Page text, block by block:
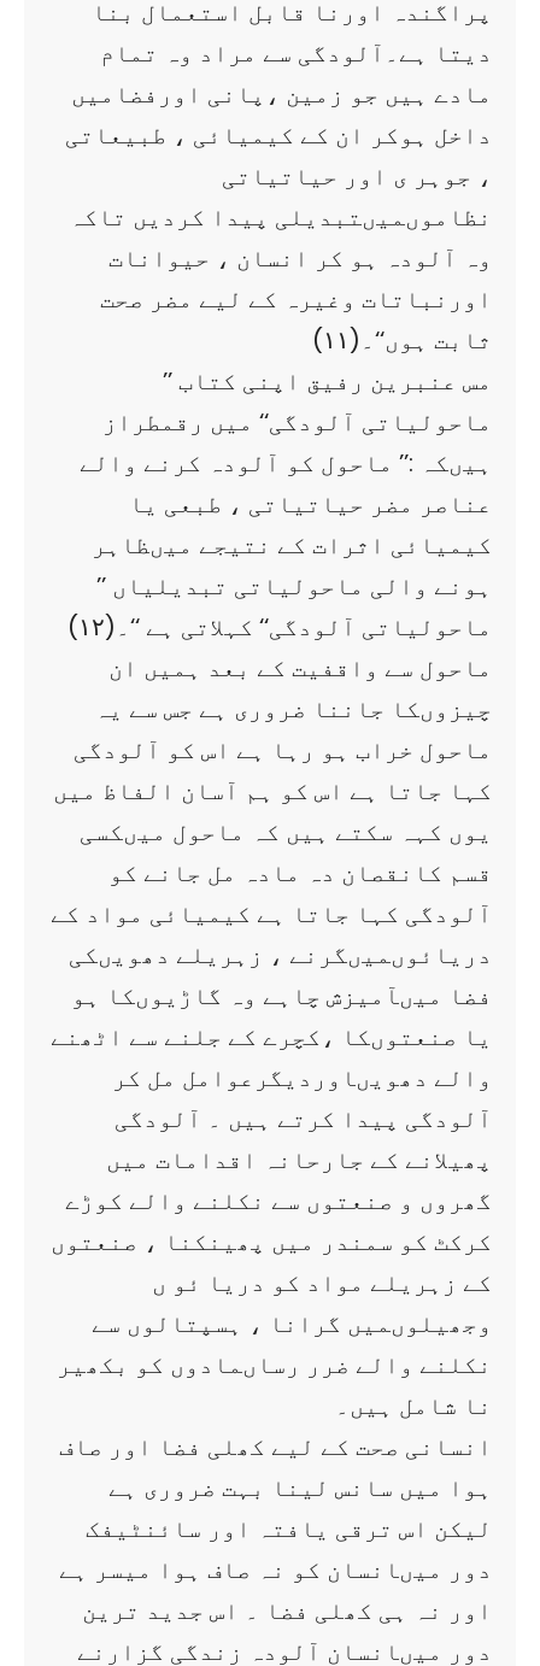
پراگندہ اورنا قابل استعمال بنا
دیتا ہے۔آلودگی سے مراد وہ تمام
مادے ہیں جو زمین ،پانی اورفضامیں
داخل ہوکر ان کے کیمیائی ، طبیعاتی
، جوہر ی اور حیاتیاتی
نظاموںمیںتبدیلی پیدا کردیں تاکہ
وہ آلودہ ہو کر انسان ، حیوانات
اورنباتات وغیرہ کے لیے مضر صحت
ثابت ہوں‘‘۔(۱۱)
مس عنبرین رفیق اپنی کتاب ’’
ماحولیاتی آلودگی‘‘ میں رقمطراز
ہیںکہ :’’ ماحول کو آلودہ کرنے والے
عناصر مضر حیاتیاتی ، طبعی یا
کیمیائی اثرات کے نتیجے میںظاہر
ہونے والی ماحولیاتی تبدیلیاں ’’
ماحولیاتی آلودگی‘‘ کہلاتی ہے ‘‘۔(۱۲)
ماحول سے واقفیت کے بعد ہمیں ان
چیزوںکا جاننا ضروری ہے جس سے یہ
ماحول خراب ہو رہا ہے اس کو آلودگی
کہا جاتا ہے اس کو ہم آسان الفاظ میں
یوں کہہ سکتے ہیں کہ ماحول میںکسی
قسم کانقصان دہ مادہ مل جانے کو
آلودگی کہا جاتا ہے کیمیائی مواد کے
دریائوںمیںگرنے ، زہریلے دھویںکی
فضا میںآمیزش چاہے وہ گاڑیوںکا ہو
یا صنعتوںکا ،کچرے کے جلنے سے اٹھنے
والے دھویںاوردیگرعوامل مل کر
آلودگی پیدا کرتے ہیں ۔ آلودگی
پھیلانے کے جارحانہ اقدامات میں
گھروں و صنعتوں سے نکلنے والے کوڑے
کرکٹ کو سمندر میں پھینکنا ، صنعتوں
کے زہریلے مواد کو دریا ئو ں
وجھیلوںمیں گرانا ، ہسپتالوں سے
نکلنے والے ضرر رساںمادوں کو بکھیر
نا شامل ہیں۔
انسانی صحت کے لیے کھلی فضا اور صاف
ہوا میں سانس لینا بہت ضروری ہے
لیکن اس ترقی یافتہ اور سائنٹیفک
دور میںانسان کو نہ صاف ہوا میسر ہے
اور نہ ہی کھلی فضا ۔ اس جدید ترین
دور میںانسان آلودہ زندگی گزارنے